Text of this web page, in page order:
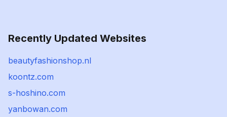
Recently Updated Websites
beautyfashionshop.nl
koontz.com
s-hoshino.com
yanbowan.com